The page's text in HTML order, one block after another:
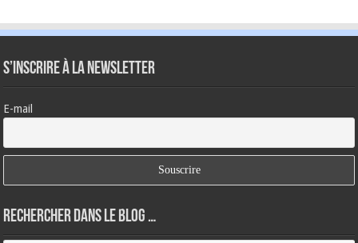
S’inscrire à la newsletter
E-mail
Rechercher dans le blog …